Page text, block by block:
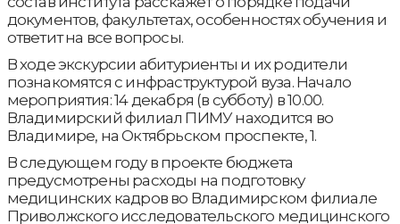
документов, факультетах, особенностях обучения и
ответит на все вопросы.
В ходе экскурсии абитуриенты и их родители
познакомятся с инфраструктурой вуза. Начало
мероприятия: 14 декабря (в субботу) в 10.00.
Владимирский филиал ПИМУ находится во
Владимире, на Октябрьском проспекте, 1.
В следующем году в проекте бюджета
предусмотрены расходы на подготовку
медицинских кадров во Владимирском филиале
Приволжского исследовательского медицинского